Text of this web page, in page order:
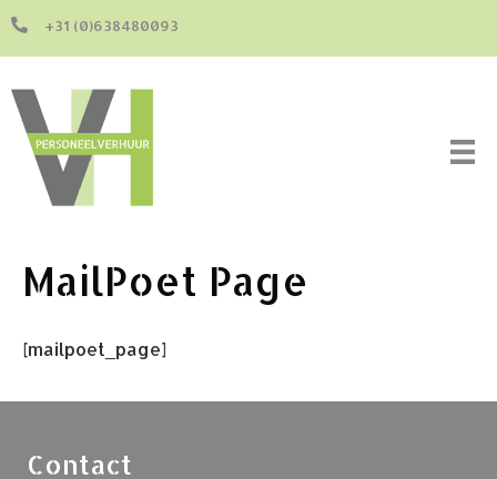
+31 (0)638480093
MailPoet Page
[mailpoet_page]
Contact